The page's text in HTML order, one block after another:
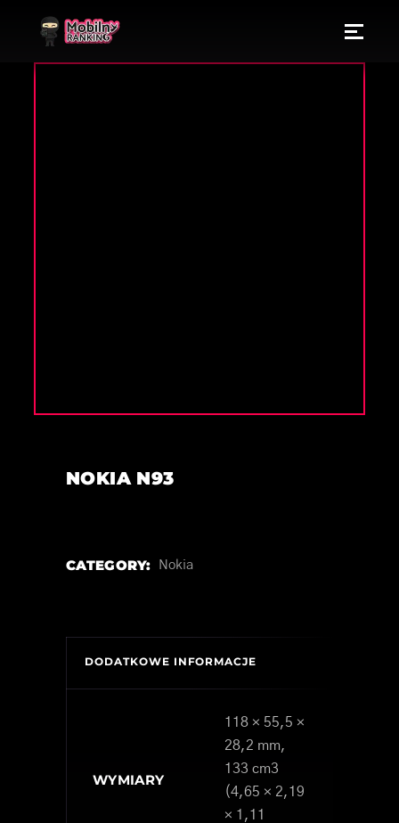
NOKIA N93
CATEGORY: Nokia
DODATKOWE INFORMACJE
WYMIARY
118 × 55,5 ×
28,2 mm,
133 cm3
(4,65 × 2,19
× 1,11